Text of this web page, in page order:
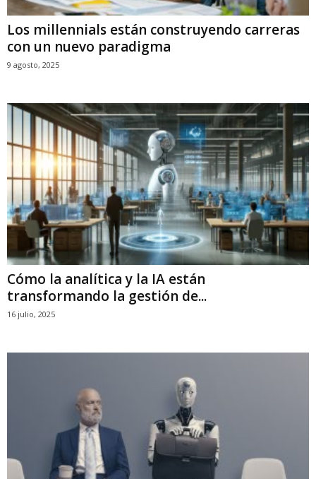
Los millennials están construyendo carreras
con un nuevo paradigma
9 agosto, 2025
Cómo la analítica y la IA están
transformando la gestión de...
16 julio, 2025